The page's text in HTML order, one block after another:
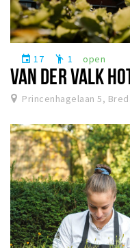
event 17 emoji_people 1 open
VAN DER VALK
Princenhagelaan 5,